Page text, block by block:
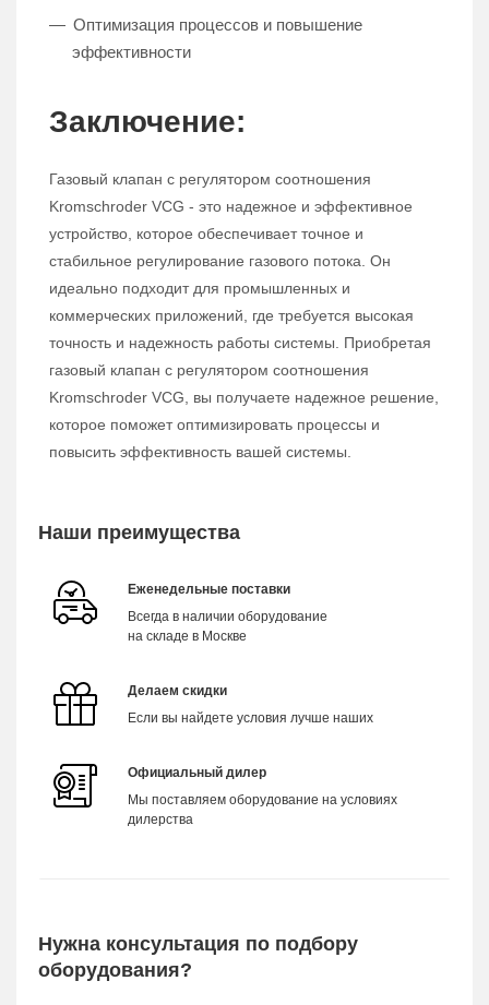
Оптимизация процессов и повышение
эффективности
Заключение:
Газовый клапан с регулятором соотношения
Kromschroder VCG - это надежное и эффективное
устройство, которое обеспечивает точное и
стабильное регулирование газового потока. Он
идеально подходит для промышленных и
коммерческих приложений, где требуется высокая
точность и надежность работы системы. Приобретая
газовый клапан с регулятором соотношения
Kromschroder VCG, вы получаете надежное решение,
которое поможет оптимизировать процессы и
повысить эффективность вашей системы.
Наши преимущества
Еженедельные поставки
Всегда в наличии оборудование
на складе в Москве
Делаем скидки
Если вы найдете условия лучше наших
Официальный дилер
Мы поставляем оборудование на условиях
дилерства
Нужна консультация по подбору
оборудования?